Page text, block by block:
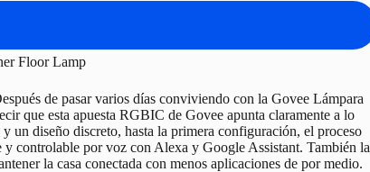
Floor Lamp
de pasar varios días conviviendo con la Govee Lámpara
que esta apuesta RGBIC de Govee apunta claramente a lo
un diseño discreto, hasta la primera configuración, el proceso
controlable por voz con Alexa y Google Assistant. También la
la casa conectada con menos aplicaciones de por medio.